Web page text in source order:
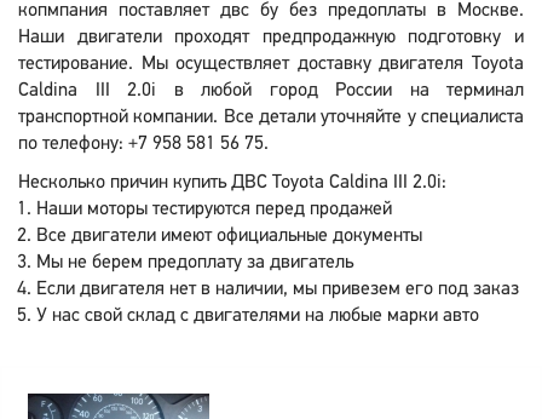
копмпания поставляет двс бу без предоплаты в Москве.
Наши двигатели проходят предпродажную подготовку и
тестирование. Мы осуществляет доставку двигателя Toyota
Caldina III 2.0i в любой город России на терминал
транспортной компании. Все детали уточняйте у специалиста
по телефону: +7 958 581 56 75.
Несколько причин купить ДВС Toyota Caldina III 2.0i:
Наши моторы тестируются перед продажей
Все двигатели имеют официальные документы
Мы не берем предоплату за двигатель
Если двигателя нет в наличии, мы привезем его под заказ
У нас свой склад с двигателями на любые марки авто